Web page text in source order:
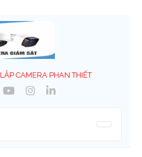
LẮP CAMERA PHAN THIẾT